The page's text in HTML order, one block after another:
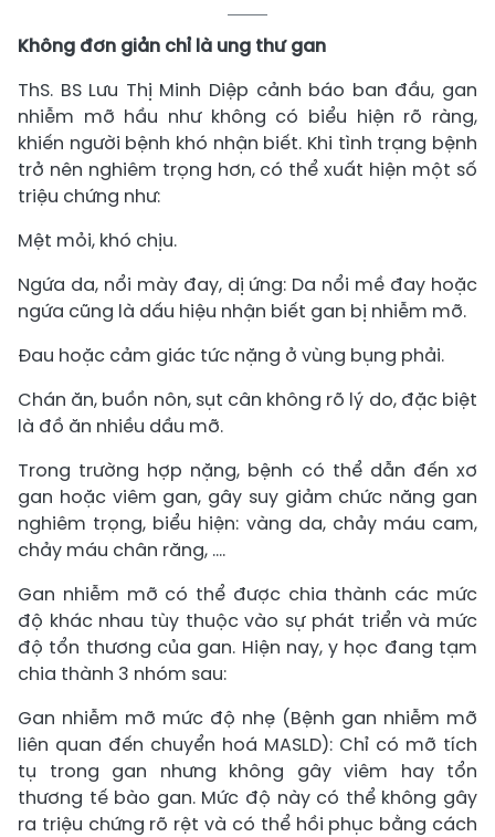
Không đơn giản chỉ là ung thư gan
ThS. BS Lưu Thị Minh Diệp cảnh báo ban đầu, gan
nhiễm mỡ hầu như không có biểu hiện rõ ràng,
khiến người bệnh khó nhận biết. Khi tình trạng bệnh
trở nên nghiêm trọng hơn, có thể xuất hiện một số
triệu chứng như:
Mệt mỏi, khó chịu.
Ngứa da, nổi mày đay, dị ứng: Da nổi mề đay hoặc
ngứa cũng là dấu hiệu nhận biết gan bị nhiễm mỡ.
Đau hoặc cảm giác tức nặng ở vùng bụng phải.
Chán ăn, buồn nôn, sụt cân không rõ lý do, đặc biệt
là đồ ăn nhiều dầu mỡ.
Trong trường hợp nặng, bệnh có thể dẫn đến xơ
gan hoặc viêm gan, gây suy giảm chức năng gan
nghiêm trọng, biểu hiện: vàng da, chảy máu cam,
chảy máu chân răng, ….
Gan nhiễm mỡ có thể được chia thành các mức
độ khác nhau tùy thuộc vào sự phát triển và mức
độ tổn thương của gan. Hiện nay, y học đang tạm
chia thành 3 nhóm sau:
Gan nhiễm mỡ mức độ nhẹ (Bệnh gan nhiễm mỡ
liên quan đến chuyển hoá MASLD): Chỉ có mỡ tích
tụ trong gan nhưng không gây viêm hay tổn
thương tế bào gan. Mức độ này có thể không gây
ra triệu chứng rõ rệt và có thể hồi phục bằng cách